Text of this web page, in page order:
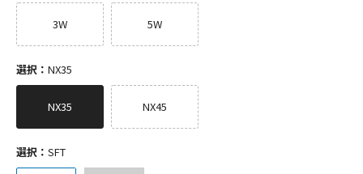
3W 5W
選択： NX35
NX35 NX45
選択： SFT